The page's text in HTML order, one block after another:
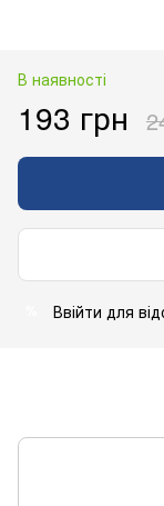
В наявності
193 грн
Ввійти для